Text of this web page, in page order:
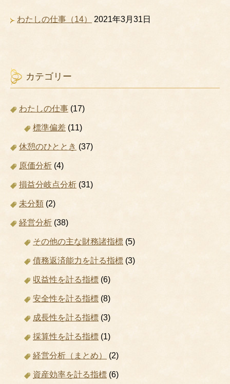
わたしの仕事（14） 2021年3月31日
カテゴリー
わたしの仕事 (17)
標準偏差 (11)
休憩のひととき (37)
原価分析 (4)
損益分岐点分析 (31)
未分類 (2)
経営分析 (38)
その他の主な財務諸指標 (5)
債務返済能力を計る指標 (3)
収益性を計る指標 (6)
安全性を計る指標 (8)
成長性を計る指標 (3)
採算性を計る指標 (1)
経営分析（まとめ） (2)
資産効率を計る指標 (6)